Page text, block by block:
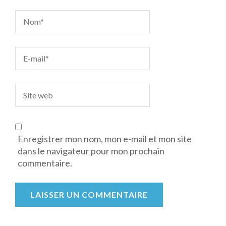
Enregistrer mon nom, mon e-mail et mon site
dans le navigateur pour mon prochain
commentaire.